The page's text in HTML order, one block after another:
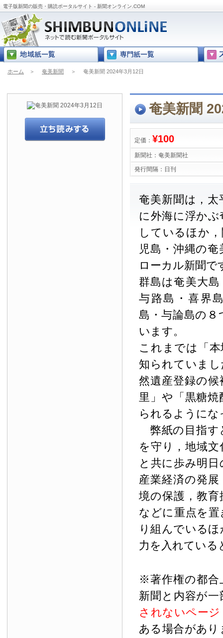
電子版新聞の販売・購読ポータルサイト - 新聞オンライン.COM
ホーム ＞ 奄美新聞 ＞ 奄美新聞 2024年3月12日
奄美新聞
定価： ¥100
新聞社： 奄美新聞社
発行間隔： 日刊
奄美新聞は，
に外海に浮か
しているほか
児島・沖縄の
ローカル新聞で
群島は奄美大
与路島・喜界
島・与論島の
います。
これまでは「
知られていま
然遺産登録の
里」や「黒糖
られるように
弊紙の目指す
を守り，地域
と共に歩み明
産業経済の発
境の保護，教
などに重点を
り組んでいる
力を入れている
※著作権の都合
新聞と内容が
されないペー
ある場合があ